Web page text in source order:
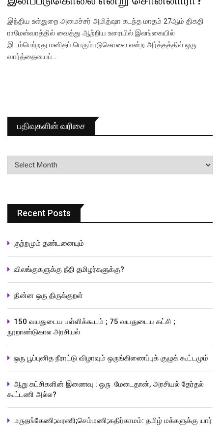
இந்திய உள்துறை அமைச்சர் அமித்ஷா கடந்த மாதம் 27ஆம் திகதி
ராமேஸ்வரத்தில் வைத்து ஆற்றிய உரையில் இலங்கையில்
இடம்பெற்றது மனிதப் பெரும்படுகொலை என்ற அர்த்தத்தில் ஒரு
வார்த்தையைப்…
பதிவுகளின் வரிசை
பதிவுகளின்
வரிசை
Recent Posts
குற்றமும் தண்டனையும்
விலங்குகளுக்கு நீதி தமிழர்களுக்கு?
தின்ன ஒரு திருக்குறள்
150 வயதுடைய பள்ளிக்கூடம் ; 75 வயதுடைய கட்சி ;
நூறாண்டுகால அரசியல்
ஒரு பூப்புனித நீராட்டு விழாவும் ஒருங்கிணைப்புக் குழுக் கூட்டமும்
ஆறு கட்சிகளின் இணைவு : ஒரு மேடைதான், அரசியல் தேர்தல்
கூட்டணி அல்ல?
மருதங்கேணி;வரணி;செம்மணி;கதிர்காமம்: தமிழ் மக்களுக்கு யார்